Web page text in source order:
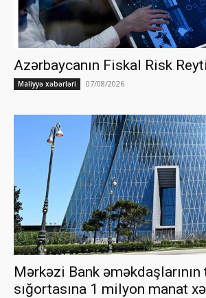
Azərbaycanın Fiskal Risk
Maliyyə xəbərləri 07/08/2026
Mərkəzi Bank əməkdaşlarının
sığortasına 1 milyon manat